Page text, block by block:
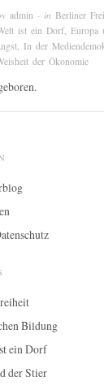
admin · in Berliner
ist ein Dorf Europa
In der
der Ökonomie
Bildung
ein Dorf
der Stier